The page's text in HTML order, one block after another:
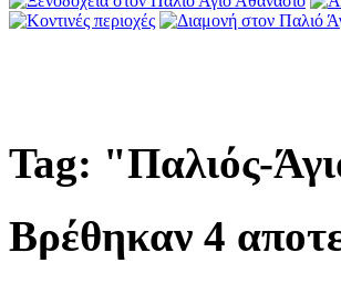
Tag: "Παλιός-
Βρέθηκαν 4